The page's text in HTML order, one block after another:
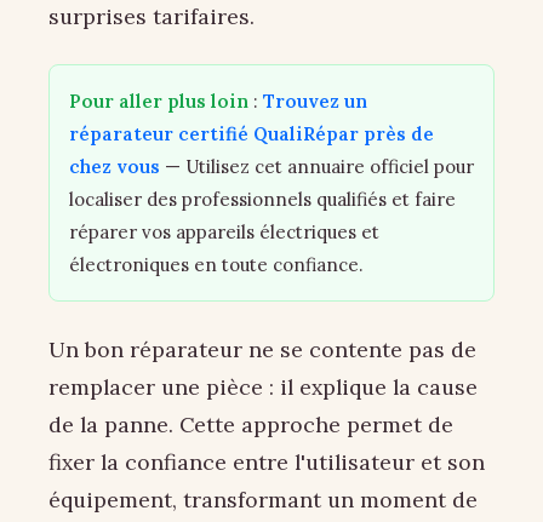
surprises tarifaires.
Pour aller plus loin : Trouvez un
réparateur certifié QualiRépar près de
chez vous — Utilisez cet annuaire officiel pour
localiser des professionnels qualifiés et faire
réparer vos appareils électriques et
électroniques en toute confiance.
Un bon réparateur ne se contente pas de
remplacer une pièce : il explique la cause
de la panne. Cette approche permet de
fixer la confiance entre l'utilisateur et son
équipement, transformant un moment de